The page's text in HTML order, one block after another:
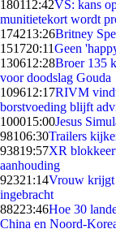
180112:42VS: kans
munitietekort wordt
174213:26Britney
151720:11Geen
130612:28Broer 135
voor doodslag Gouda
109612:17RIVM vindt
borstvoeding blijft
100015:00Jesus
98106:30Trailers
93819:57XR
aanhouding
92321:14Vrouw krijgt
ingebracht
88223:46Hoe 30
China en Noord-